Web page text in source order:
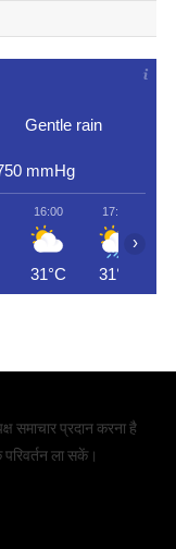
Gentle rain
mmHg
16:00
31°C
17:00
31°C
›
समाचार प्रदान करना है
ला सकें।